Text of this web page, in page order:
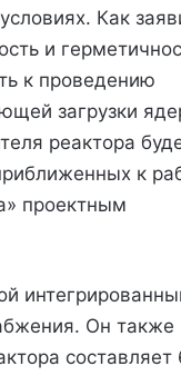
Как
и
к проведению
загрузки
реактора
к
проектным
Он также
составляет